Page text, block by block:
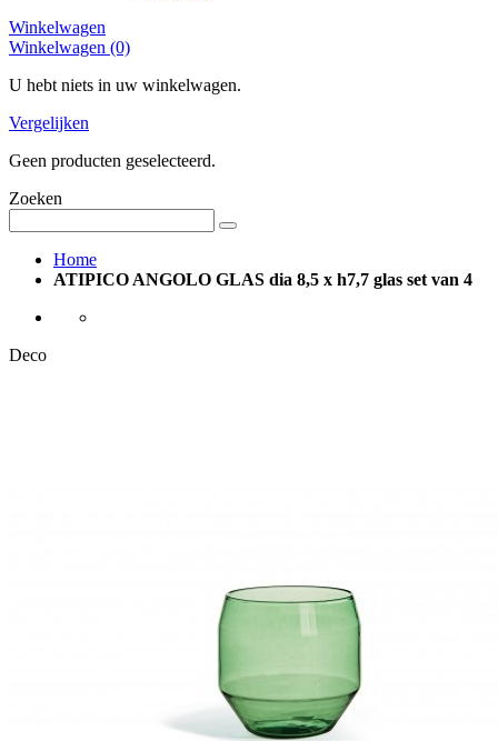
Winkelwagen
Winkelwagen (0)
U hebt niets in uw winkelwagen.
Vergelijken
Geen producten geselecteerd.
Zoeken
Home
ATIPICO ANGOLO GLAS dia 8,5 x h7,7 glas set van 4
Deco